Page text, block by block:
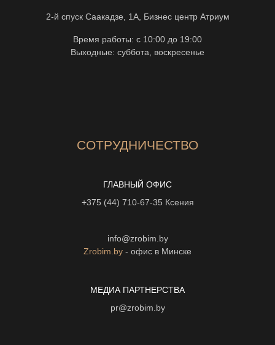
2-й спуск Саакадзе, 1А, Бизнес центр Атриум
Время работы: с 10:00 до 19:00
Выходные: суббота, воскресенье
СОТРУДНИЧЕСТВО
ГЛАВНЫЙ ОФИС
+375 (44) 710-67-35 Ксения
info@zrobim.by
Zrobim.by - офис в Минске
МЕДИА ПАРТНЕРСТВА
pr@zrobim.by